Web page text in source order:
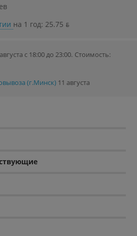
на 1 год: 25.75 ƃ
с 18:00 до 23:00. Стоимость:
(г.Минск) 11 августа